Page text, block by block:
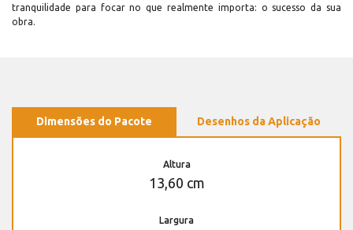
tranquilidade para focar no que realmente importa: o sucesso da sua
obra.
Dimensões do Pacote Desenhos da Aplicação
Altura
13,60 cm
Largura